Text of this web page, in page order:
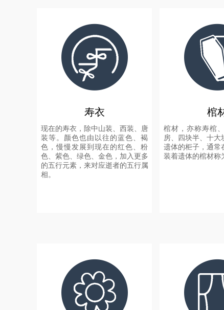
寿衣
现在的寿衣，除中山装、西装、唐
装等。颜色也由以往的蓝色、褐
色，慢慢发展到现在的红色、粉
色、紫色、绿色、金色，加入更多
的五行元素，来对应逝者的五行属
相。
棺
棺材，亦称寿棺
房、四块半、十大
遗体的柜子，通常
装着遗体的棺材称